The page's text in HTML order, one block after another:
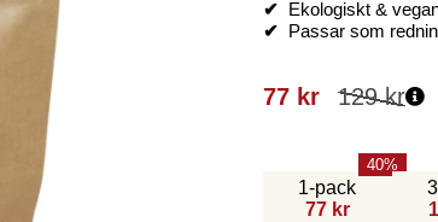
✔
Ekologiskt &
✔
Passar som
129kr
77 kr
1-pack
77 kr
40